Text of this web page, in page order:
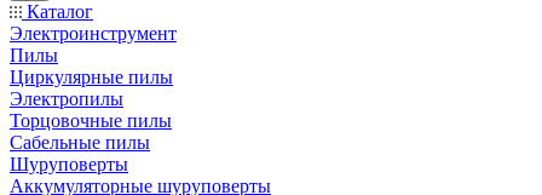
Каталог
Электроинструмент
Пилы
Циркулярные пилы
Электропилы
Торцовочные пилы
Сабельные пилы
Шуруповерты
Аккумуляторные шуруповерты